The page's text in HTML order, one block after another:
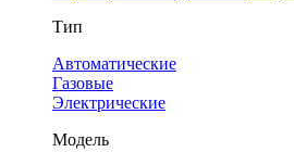
Тип
Автоматические
Газовые
Электрические
Модель